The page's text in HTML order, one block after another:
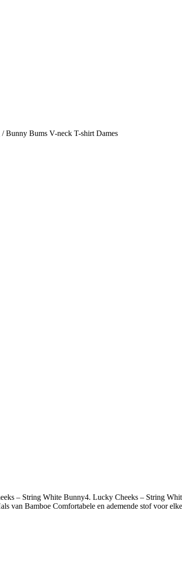
/ Bunny Bums V-neck T-shirt Dames
– String White Bunny4. Lucky Cheeks – String
van Bamboe Comfortabele en ademende stof voor